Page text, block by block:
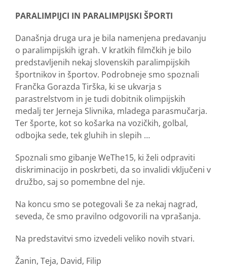
PARALIMPIJCI IN PARALIMPIJSKI ŠPORTI
Današnja druga ura je bila namenjena predavanju
o paralimpijskih igrah. V kratkih filmčkih je bilo
predstavljenih nekaj slovenskih paralimpijskih
športnikov in športov. Podrobneje smo spoznali
Frančka Gorazda Tirška, ki se ukvarja s
parastrelstvom in je tudi dobitnik olimpijskih
medalj ter Jerneja Slivnika, mladega parasmučarja.
Ter športe, kot so košarka na vozičkih, golbal,
odbojka sede, tek gluhih in slepih …
Spoznali smo gibanje WeThe15, ki želi odpraviti
diskriminacijo in poskrbeti, da so invalidi vključeni v
družbo, saj so pomembne del nje.
Na koncu smo se potegovali še za nekaj nagrad,
seveda, če smo pravilno odgovorili na vprašanja.
Na predstavitvi smo izvedeli veliko novih stvari.
Žanin, Teja, David, Filip